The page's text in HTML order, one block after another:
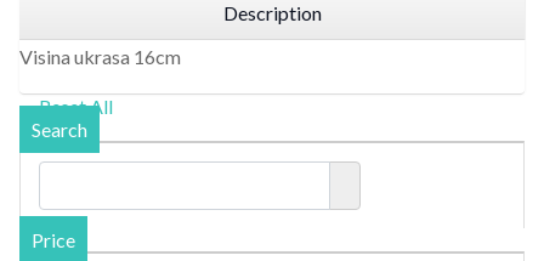
Description
Visina ukrasa 16cm
Reset All
Search
Price